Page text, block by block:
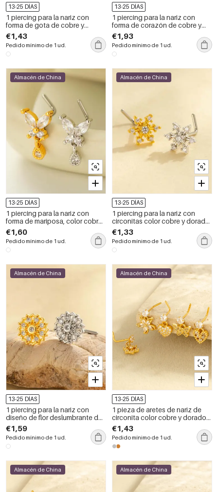
13-25 DÍAS
1 piercing para la nariz con
forma de gota de cobre y
circonita color dorado para
mujer
€1,43
Pedido mínimo de 1 ud.
13-25 DÍAS
1 piercing para la nariz con
forma de corazón de cobre y
circonitas doradas para mujer
€1,93
Pedido mínimo de 1 ud.
Almacén de China
13-25 DÍAS
1 piercing para la nariz con
forma de mariposa, color cobre,
dorado y circonita para mujer
€1,60
Pedido mínimo de 1 ud.
Almacén de China
13-25 DÍAS
1 piercing para la nariz con
circonitas color cobre y dorado
con forma de copo de nieve
para mujer
€1,33
Pedido mínimo de 1 ud.
Almacén de China
13-25 DÍAS
1 piercing para la nariz con
diseño de flor deslumbrante de
cobre, color dorado y circonita
para mujer.
€1,59
Pedido mínimo de 1 ud.
Almacén de China
13-25 DÍAS
1 pieza de aretes de nariz de
circonita color cobre y dorado
con forma de corazón para
mujer
€1,43
Pedido mínimo de 1 ud.
Almacén de China Almacén de China